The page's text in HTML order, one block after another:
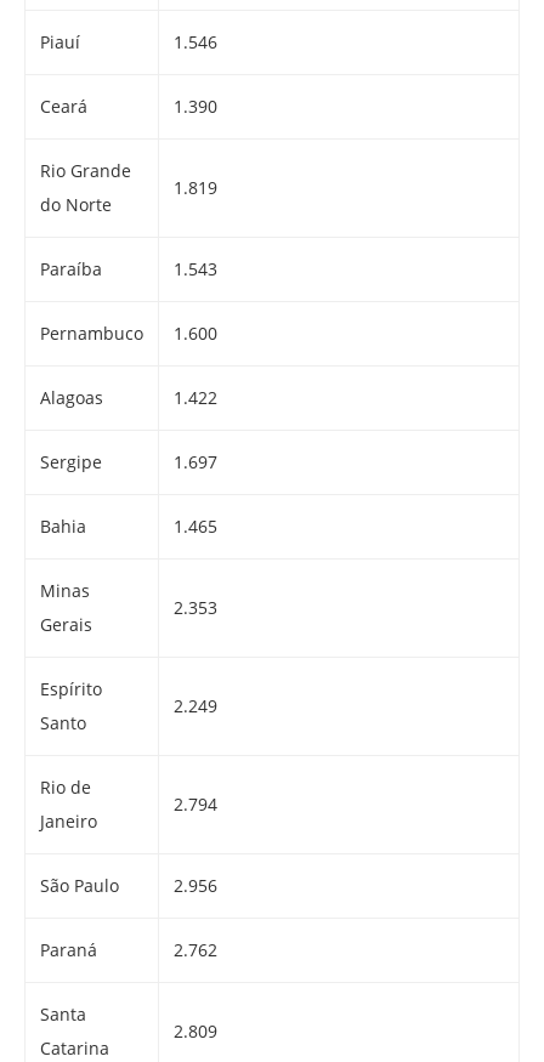
Piauí 1.546
Ceará 1.390
Rio Grande
do Norte
1.819
Paraíba 1.543
Pernambuco 1.600
Alagoas 1.422
Sergipe 1.697
Bahia 1.465
Minas
Gerais
2.353
Espírito
Santo
2.249
Rio de
Janeiro
2.794
São Paulo 2.956
Paraná 2.762
Santa
Catarina
2.809